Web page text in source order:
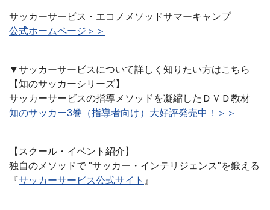
サッカーサービス・エコノメソッドサマーキャンプ
公式ホームページ＞＞
▼サッカーサービスについて詳しく知りたい方はこちら
【知のサッカーシリーズ】
サッカーサービスの指導メソッドを凝縮したＤＶＤ教材
知のサッカー3巻（指導者向け）大好評発売中！＞＞
【スクール・イベント紹介】
独自のメソッドで "サッカー・インテリジェンス"を鍛える
『サッカーサービス公式サイト 』